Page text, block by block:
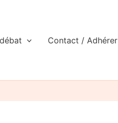
Contact / Adhérer